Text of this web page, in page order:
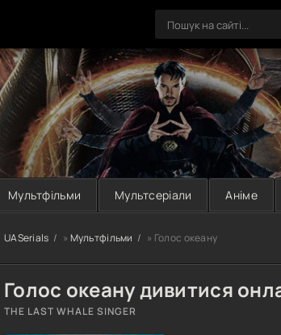
Мультфільми Мультсеріали Аніме
UASerials » Мультфільми » Голос океану
Голос океану дивитися
THE LAST WHALE SINGER